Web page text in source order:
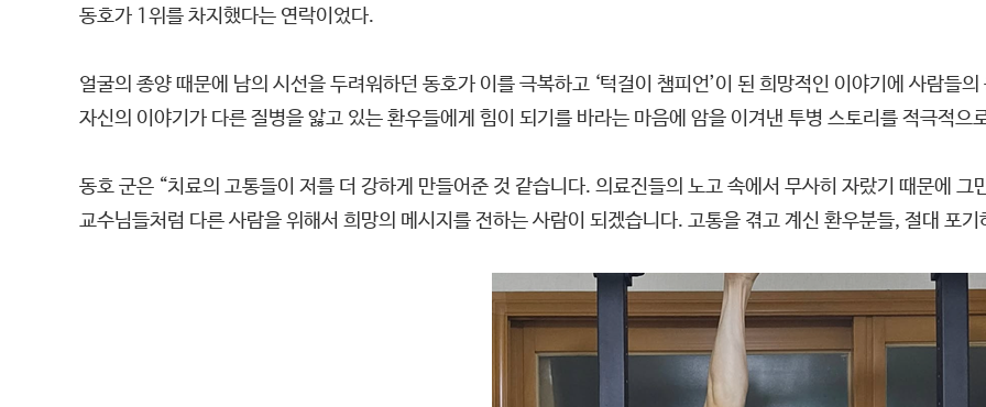
동호가 1위를 차지했다는 연락이었다.
얼굴의 종양 때문에 남의 시선을 두려워하던 동호가 이를 극복하고 ‘턱걸이 챔피언’이 된 희망적인 이야기에 사람들
자신의 이야기가 다른 질병을 앓고 있는 환우들에게 힘이 되기를 바라는 마음에 암을 이겨낸 투병 스토리를 적극적으
동호 군은 “치료의 고통들이 저를 더 강하게 만들어준 것 같습니다. 의료진들의 노고 속에서 무사히 자랐기 때문에
교수님들처럼 다른 사람을 위해서 희망의 메시지를 전하는 사람이 되겠습니다. 고통을 겪고 계신 환우분들, 절대 포